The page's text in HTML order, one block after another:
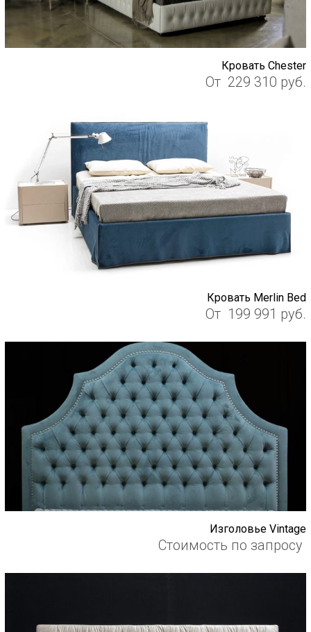
Кровать Chester
От 229 310 руб.
Кровать Merlin Bed
От 199 991 руб.
Изголовье Vintage
Стоимость по запросу